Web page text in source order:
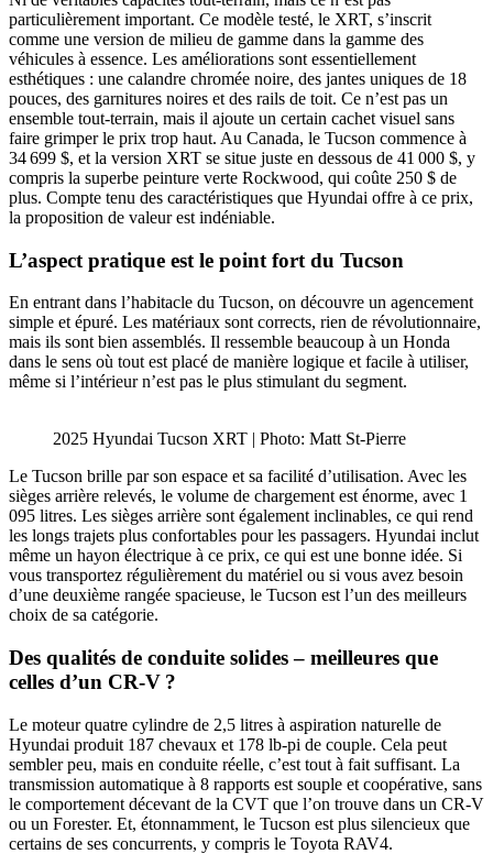
particulièrement important. Ce modèle testé, le XRT, s’inscrit
comme une version de milieu de gamme dans la gamme des
véhicules à essence. Les améliorations sont essentiellement
esthétiques : une calandre chromée noire, des jantes uniques de 18
pouces, des garnitures noires et des rails de toit. Ce n’est pas un
ensemble tout-terrain, mais il ajoute un certain cachet visuel sans
faire grimper le prix trop haut. Au Canada, le Tucson commence à
34 699 $, et la version XRT se situe juste en dessous de 41 000 $, y
compris la superbe peinture verte Rockwood, qui coûte 250 $ de
plus. Compte tenu des caractéristiques que Hyundai offre à ce prix,
la proposition de valeur est indéniable.
L’aspect pratique est le point fort du Tucson
En entrant dans l’habitacle du Tucson, on découvre un agencement
simple et épuré. Les matériaux sont corrects, rien de révolutionnaire,
mais ils sont bien assemblés. Il ressemble beaucoup à un Honda
dans le sens où tout est placé de manière logique et facile à utiliser,
même si l’intérieur n’est pas le plus stimulant du segment.
2025 Hyundai Tucson XRT | Photo: Matt St-Pierre
Le Tucson brille par son espace et sa facilité d’utilisation. Avec les
sièges arrière relevés, le volume de chargement est énorme, avec 1
095 litres. Les sièges arrière sont également inclinables, ce qui rend
les longs trajets plus confortables pour les passagers. Hyundai inclut
même un hayon électrique à ce prix, ce qui est une bonne idée. Si
vous transportez régulièrement du matériel ou si vous avez besoin
d’une deuxième rangée spacieuse, le Tucson est l’un des meilleurs
choix de sa catégorie.
Des qualités de conduite solides – meilleures que
celles d’un CR-V ?
Le moteur quatre cylindre de 2,5 litres à aspiration naturelle de
Hyundai produit 187 chevaux et 178 lb-pi de couple. Cela peut
sembler peu, mais en conduite réelle, c’est tout à fait suffisant. La
transmission automatique à 8 rapports est souple et coopérative, sans
le comportement décevant de la CVT que l’on trouve dans un CR-V
ou un Forester. Et, étonnamment, le Tucson est plus silencieux que
certains de ses concurrents, y compris le Toyota RAV4.